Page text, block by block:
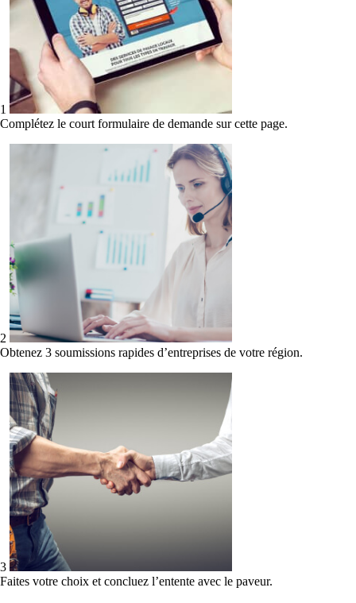
1
Complétez le court formulaire de demande sur cette page.
2
Obtenez 3 soumissions rapides d’entreprises de votre région.
3
Faites votre choix et concluez l’entente avec le paveur.